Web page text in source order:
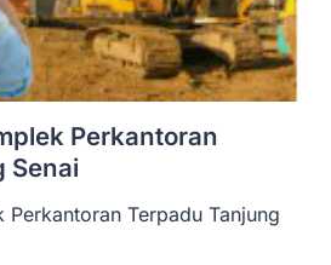
Perkantoran
Senai
Perkantoran Terpadu Tanjung